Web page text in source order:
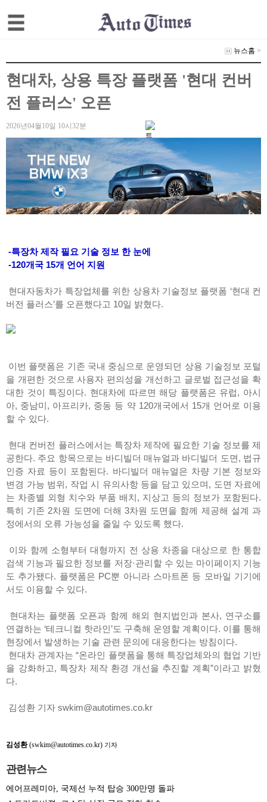
뉴스홈 >
현대차, 상용 특장 플랫폼 '현대 컨버
전 플러스' 오픈
2026년04월10일 10시32분
-특장차 제작 필요 기술 정보 한 눈에
-120개국 15개 언어 지원
현대자동차가 특장업체를 위한 상용차 기술정보 플랫폼 ‘현대 컨
버전 플러스’를 오픈했다고 10일 밝혔다.
이번 플랫폼은 기존 국내 중심으로 운영되던 상용 기술정보 포털
을 개편한 것으로 사용자 편의성을 개선하고 글로벌 접근성을 확
대한 것이 특징이다. 현대차에 따르면 해당 플랫폼은 유럽, 아시
아, 중남미, 아프리카, 중동 등 약 120개국에서 15개 언어로 이용
할 수 있다.
현대 컨버전 플러스에서는 특장차 제작에 필요한 기술 정보를 제
공한다. 주요 항목으로는 바디빌더 매뉴얼과 바디빌더 도면, 법규
인증 자료 등이 포함된다. 바디빌더 매뉴얼은 차량 기본 정보와
변경 가능 범위, 작업 시 유의사항 등을 담고 있으며, 도면 자료에
는 차종별 외형 치수와 부품 배치, 지상고 등의 정보가 포함된다.
특히 기존 2차원 도면에 더해 3차원 도면을 함께 제공해 설계 과
정에서의 오류 가능성을 줄일 수 있도록 했다.
이와 함께 소형부터 대형까지 전 상용 차종을 대상으로 한 통합
검색 기능과 필요한 정보를 저장·관리할 수 있는 마이페이지 기능
도 추가됐다. 플랫폼은 PC뿐 아니라 스마트폰 등 모바일 기기에
서도 이용할 수 있다.
현대차는 플랫폼 오픈과 함께 해외 현지법인과 본사, 연구소를
연결하는 ‘테크니컬 핫라인’도 구축해 운영할 계획이다. 이를 통해
현장에서 발생하는 기술 관련 문의에 대응한다는 방침이다.
현대차 관계자는 “온라인 플랫폼을 통해 특장업체와의 협업 기반
을 강화하고, 특장차 제작 환경 개선을 추진할 계획”이라고 밝혔
다.
김성환 기자 swkim@autotimes.co.kr
김성환(swkim@autotimes.co.kr) 기자
관련뉴스
에어프레미아, 국제선 누적 탑승 300만명 돌파